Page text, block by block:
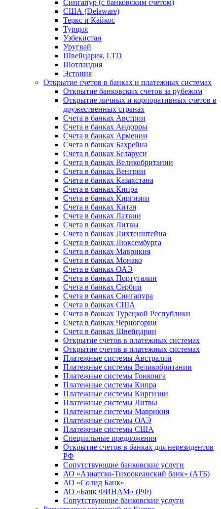
Сингапур (c банковским счетом)
США (Delaware)
Теркс и Кайкос
Турция
Узбекистан
Уругвай
Швейцария, LTD
Шотландия
Эстония
Открытие счетов в банках и платежных системах
Открытие банковских счетов за рубежом
Открытие личных и корпоративных счетов в
дружественных странах
Счета в банках Австрии
Счета в банках Андорры
Счета в банках Армении
Счета в банках Бахрейна
Счета в банках Беларуси
Счета в банках Великобритании
Счета в банках Венгрии
Счета в банках Казахстана
Счета в банках Кипра
Счета в банках Киргизии
Счета в банках Китая
Счета в банках Латвии
Счета в банках Литвы
Счета в банках Лихтенштейна
Счета в банках Люксембурга
Счета в банках Маврикия
Счета в банках Монако
Счета в банках ОАЭ
Счета в банках Португалии
Счета в банках Сербии
Счета в банках Сингапура
Счета в банках США
Счета в банках Турецкой Республики
Счета в банках Черногории
Счета в банках Швейцарии
Открытие счетов в платежных системах
Открытие счетов в платежных системах
Платежные системы Австралии
Платежные системы Великобритании
Платежные системы Гонконга
Платежные системы Кипра
Платежные системы Киргизии
Платежные системы Литвы
Платежные системы Маврикия
Платежные системы ОАЭ
Платежные системы США
Специальные предложения
Открытие счетов в банках для нерезидентов
РФ
Сопутствующие банковские услуги
АО «Азиатско-Тихоокеанский банк» (АТБ)
АО «Солид Банк»
АО «Банк ФИНАМ» (РФ)
Сопутствующие банковские услуги